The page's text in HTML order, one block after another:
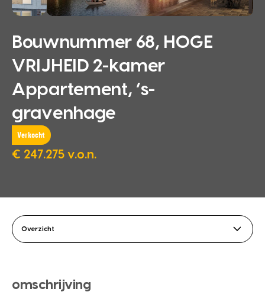
Bouwnummer 68, HOGE
VRIJHEID 2-kamer
Appartement, ‘s-
gravenhage
Verkocht
€ 247.275 v.o.n.
Overzicht
omschrijving